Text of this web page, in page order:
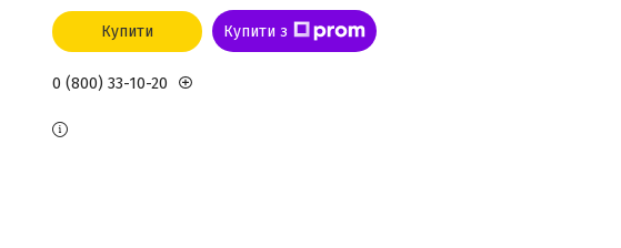
Купити Купити з
0 (800) 33-10-20